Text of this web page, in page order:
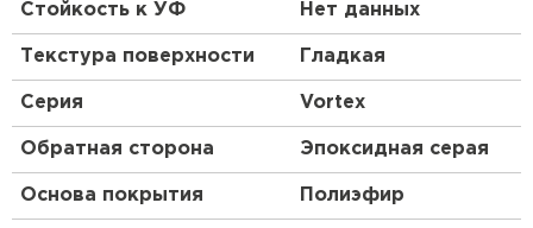
Стойкость к УФ Нет данных
Текстура поверхности Гладкая
Серия Vortex
Обратная сторона Эпоксидная серая
Основа покрытия Полиэфир